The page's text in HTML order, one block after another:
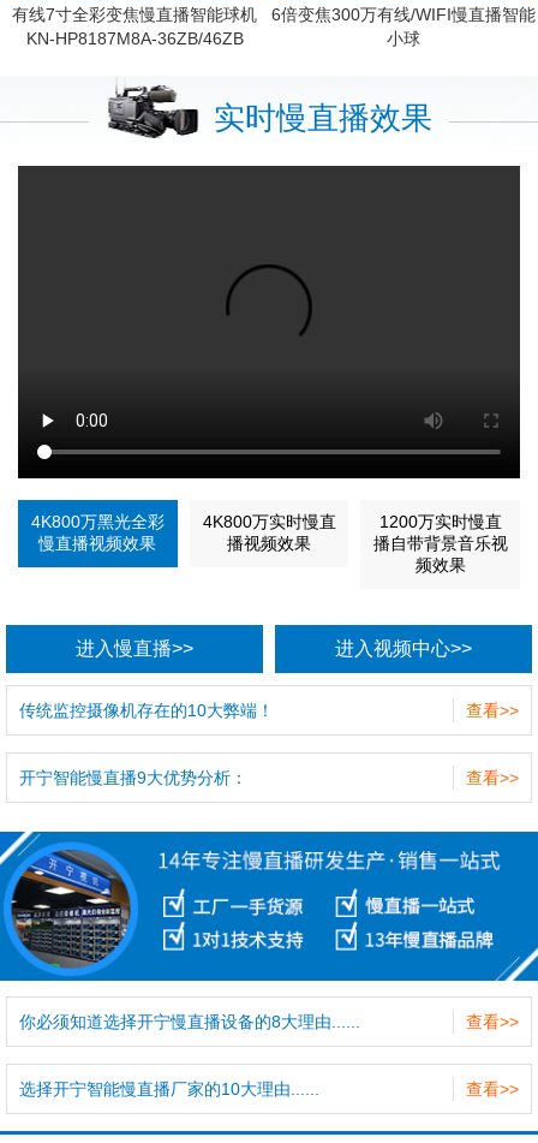
有线7寸全彩变焦慢直播智能球机
KN-HP8187M8A-36ZB/46ZB
6倍变焦300万有线/WIFI慢直播智能
小球
实时慢直播效果
4K800万黑光全彩
慢直播视频效果
4K800万实时慢直
播视频效果
1200万实时慢直
播自带背景音乐视
频效果
进入慢直播>> 进入视频中心>>
查看>>
传统监控摄像机存在的10大弊端！
查看>>
开宁智能慢直播9大优势分析：
查看>>
你必须知道选择开宁慢直播设备的8大理由......
查看>>
选择开宁智能慢直播厂家的10大理由......